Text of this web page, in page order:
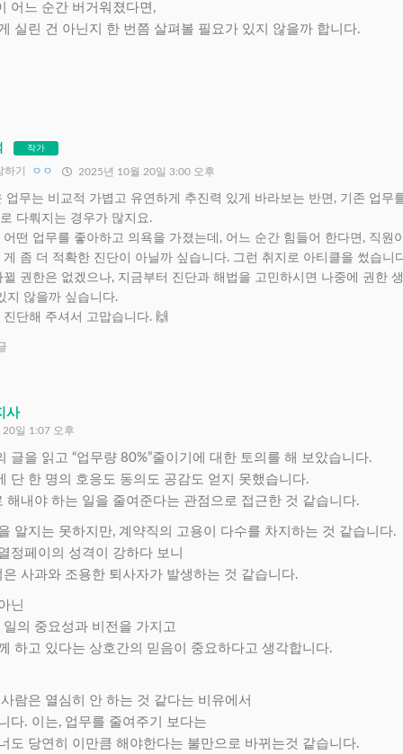
어느 순간 버거워졌다면,
실린 건 아닌지 한 번쯤 살펴볼 필요가 있지 않을까 합니다.
작가
하기 ㅇㅇ 2025년 10월 20일 3:00 오후
업무는 비교적 가볍고 유연하게 추진력 있게 바라보는 반면, 기존 업무
다뤄지는 경우가 많지요.
떤 업무를 좋아하고 의욕을 가졌는데, 어느 순간 힘들어 한다면, 직원
좀 더 적확한 진단이 아닐까 싶습니다. 그런 취지로 아티클을 썼습니
권한은 없겠으나, 지금부터 진단과 해법을 고민하시면 나중에 권한
지 않을까 싶습니다.
단해 주셔서 고맙습니다. 🙌
사
일 1:07 오후
글을 읽고 “업무량 80%”줄이기에 대한 토의를 해 보았습니다.
단 한 명의 호응도 동의도 공감도 얻지 못했습니다.
해내야 하는 일을 줄여준다는 관점으로 접근한 것 같습니다.
알지는 못하지만, 계약직의 고용이 다수를 차지하는 것 같습니다.
정페이의 성격이 강하다 보니
사과와 조용한 퇴사자가 발생하는 것 같습니다.
닌
의 중요성과 비전을 가지고
하고 있다는 상호간의 믿음이 중요하다고 생각합니다.
람은 열심히 안 하는 것 같다는 비유에서
다. 이는, 업무를 줄여주기 보다는
도 당연히 이만큼 해야한다는 불만으로 바뀌는것 같습니다.